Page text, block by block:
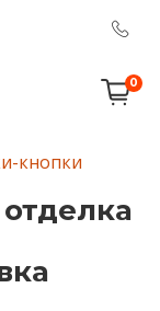
0
кнопки